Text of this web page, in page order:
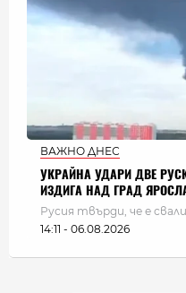
ВАЖНО ДНЕС
УКРАЙНА УДАРИ ДВЕ
ИЗДИГА НАД ГРАД
Русия твърди, че е
14:11 - 06.08.2026